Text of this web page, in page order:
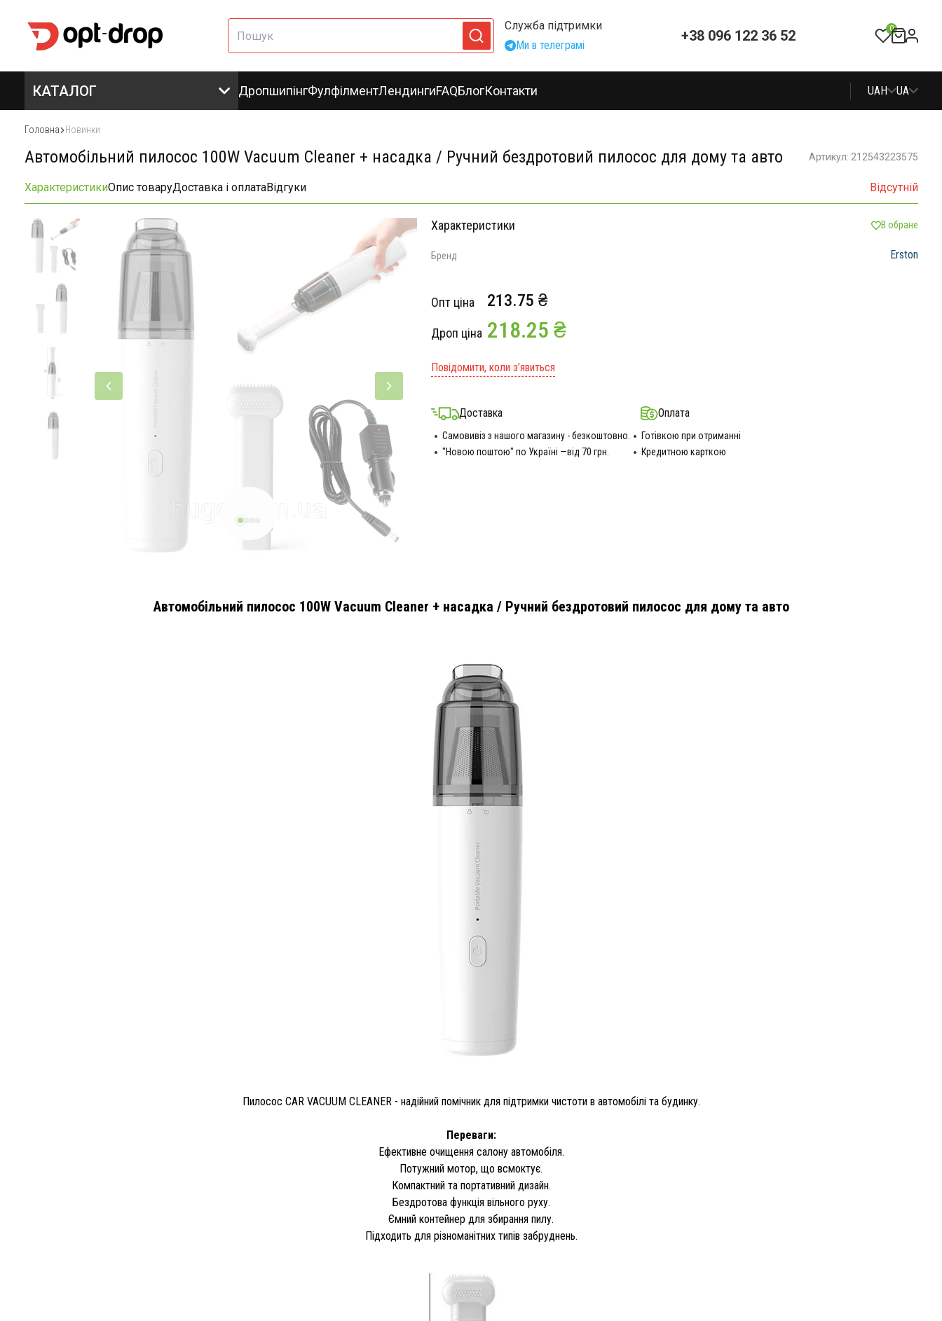
Служба підтримки
Ми в телеграмі
+38 096 122 36 52 0
КАТАЛОГ ДропшипінгФулфілментЛендингиFAQБлогКонтакти UAH UA
Головна Новинки
Автомобільний пилосос 100W Vacuum Cleaner + насадка / Ручний бездротовий пилосос для дому та авто Артикул: 212543223575
ХарактеристикиОпис товаруДоставка і оплатаВідгуки Відсутній
Характеристики В обране
Бренд Erston
Опт ціна 213.75 ₴
Дроп ціна 218.25 ₴
Повідомити, коли з’явиться
Доставка
Самовивіз з нашого магазину - безкоштовно.
"Новою поштою" по Україні —від 70 грн.
Оплата
Готівкою при отриманні
Кредитною карткою
Автомобільний пилосос 100W Vacuum Cleaner + насадка / Ручний бездротовий пилосос для дому та авто
Пилосос CAR VACUUM CLEANER - надійний помічник для підтримки чистоти в автомобілі та будинку.
Переваги:
Ефективне очищення салону автомобіля.
Потужний мотор, що всмоктує.
Компактний та портативний дизайн.
Бездротова функція вільного руху.
Ємний контейнер для збирання пилу.
Підходить для різноманітних типів забруднень.